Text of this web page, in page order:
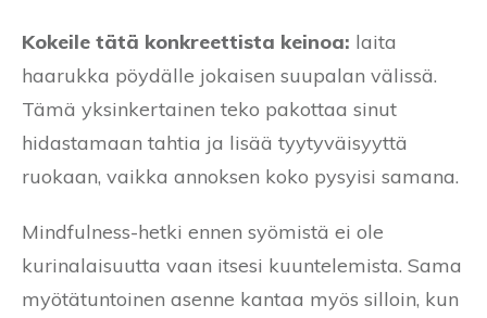
Kokeile tätä konkreettista keinoa: laita
haarukka pöydälle jokaisen suupalan välissä.
Tämä yksinkertainen teko pakottaa sinut
hidastamaan tahtia ja lisää tyytyväisyyttä
ruokaan, vaikka annoksen koko pysyisi samana.
Mindfulness-hetki ennen syömistä ei ole
kurinalaisuutta vaan itsesi kuuntelemista. Sama
myötätuntoinen asenne kantaa myös silloin, kun